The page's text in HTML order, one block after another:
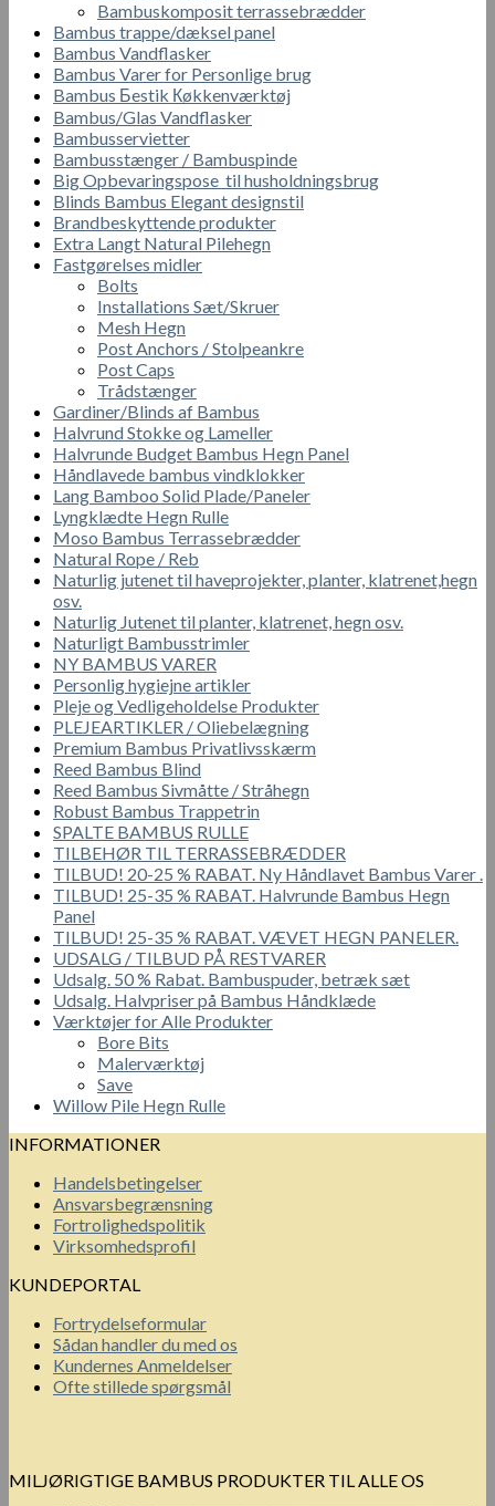
Bambuskomposit terrassebrædder
Bambus trappe/dæksel panel
Bambus Vandflasker
Bambus Varer for Personlige brug
Bambus Бestik Кøkkenværktøj
Bambus/Glas Vandflasker
Bambusservietter
Bambusstænger / Bambuspinde
Big Opbevaringspose til husholdningsbrug
Blinds Bambus Elegant designstil
Brandbeskyttende produkter
Extra Langt Natural Pilehegn
Fastgørelses midler
Bolts
Installations Sæt/Skruer
Mesh Hegn
Post Anchors / Stolpeankre
Post Caps
Trådstænger
Gardiner/Blinds af Bambus
Halvrund Stokke og Lameller
Halvrunde Budget Bambus Hegn Panel
Håndlavede bambus vindklokker
Lang Bamboo Solid Plade/Paneler
Lyngklædte Hegn Rulle
Moso Bambus Terrassebrædder
Natural Rope / Reb
Naturlig jutenet til haveprojekter, planter, klatrenet,hegn
osv.
Naturlig Jutenet til planter, klatrenet, hegn osv.
Naturligt Bambusstrimler
NY BAMBUS VARER
Personlig hygiejne artikler
Pleje og Vedligeholdelse Produkter
PLEJEARTIKLER / Oliebelægning
Premium Bambus Privatlivsskærm
Reed Bambus Blind
Reed Bambus Sivmåtte / Stråhegn
Robust Bambus Trappetrin
SPALTE BAMBUS RULLE
TILBEHØR TIL TERRASSEBRÆDDER
TILBUD! 20-25 % RABAT. Ny Håndlavet Bambus Varer .
TILBUD! 25-35 % RABAT. Halvrunde Bambus Hegn
Panel
TILBUD! 25-35 % RABAT. VÆVET HEGN PANELER.
UDSALG / TILBUD PÅ RESTVARER
Udsalg. 50 % Rabat. Bambuspuder, betræk sæt
Udsalg. Halvpriser på Bambus Håndklæde
Værktøjer for Alle Produkter
Bore Bits
Malerværktøj
Save
Willow Pile Hegn Rulle
INFORMATIONER
Handelsbetingelser
Ansvarsbegrænsning
Fortrolighedspolitik
Virksomhedsprofil
KUNDEPORTAL
Fortrydelseformular
Sådan handler du med os
Kundernes Anmeldelser
Ofte stillede spørgsmål
MILJØRIGTIGE BAMBUS PRODUKTER TIL ALLE OS